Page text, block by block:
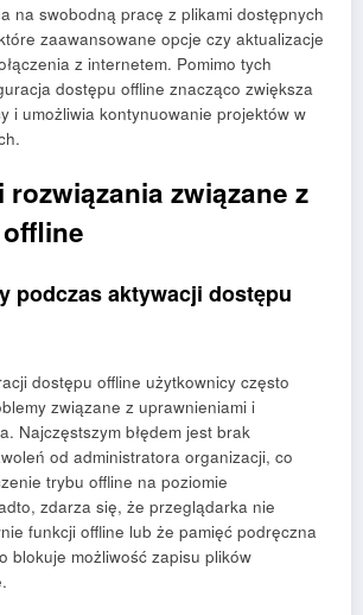
na swobodną pracę z plikami dostępnych
zaawansowane opcje czy aktualizacje
z internetem. Pomimo tych
dostępu offline znacząco zwiększa
i umożliwia kontynuowanie projektów w
rozwiązania związane z
podczas aktywacji dostępu
dostępu offline użytkownicy często
związane z uprawnieniami i
Najczęstszym błędem jest brak
od administratora organizacji, co
trybu offline na poziomie
zdarza się, że przeglądarka nie
funkcji offline lub że pamięć podręczna
blokuje możliwość zapisu plików